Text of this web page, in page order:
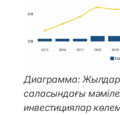
Диаграмма:
саласындағы
инвестициялар